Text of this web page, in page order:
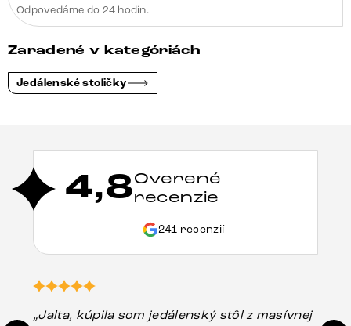
Odpovedáme do 24 hodín.
Zaradené v kategóriách
Jedálenské stoličky
4,8Overené
recenzie
241 recenzií
„Jalta, kúpila som jedálenský stôl z masívnej